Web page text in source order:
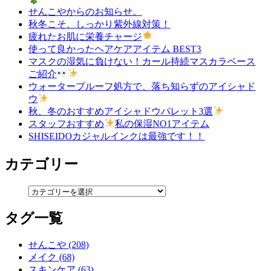
せんこやからのお知らせ。
秋冬こそ、しっかり紫外線対策！
疲れたお肌に栄養チャージ
使って良かったヘアケアアイテム BEST3
マスクの湿気に負けない！カール持続マスカラベース
ご紹介
ウォータープルーフ処方で、落ち知らずのアイシャド
ウ
秋、冬のおすすめアイシャドウパレット3選
スタッフおすすめ
私の保湿NO1アイテム
SHISEIDOカジャルインクは最強です！！
カテゴリー
タグ一覧
せんこや (208)
メイク (68)